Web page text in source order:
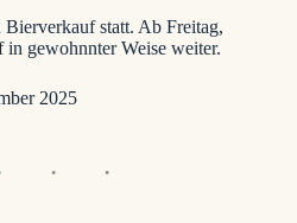
statt. Ab Freitag,
in gewohnnter Weise weiter.
2025